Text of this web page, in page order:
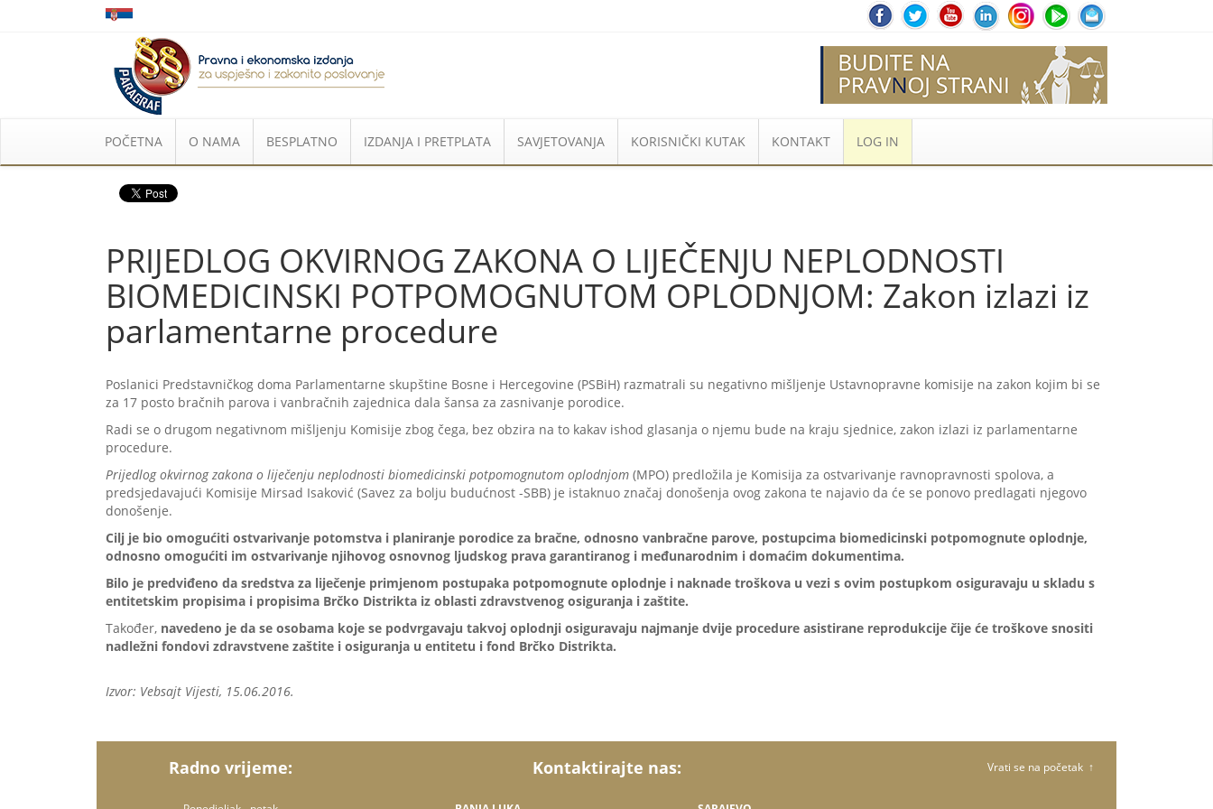
POČETNA O NAMA BESPLATNO IZDANJA I PRETPLATA SAVJETOVANJA KORISNIČKI KUTAK KONTAKT LOG IN
PRIJEDLOG OKVIRNOG ZAKONA O LIJEČENJU NEPLODNOSTI
BIOMEDICINSKI POTPOMOGNUTOM OPLODNJOM: Zakon izlazi iz
parlamentarne procedure
Poslanici Predstavničkog doma Parlamentarne skupštine Bosne i Hercegovine (PSBiH) razmatrali su negativno mišljenje Ustavnopravne komisije na zakon kojim bi se
za 17 posto bračnih parova i vanbračnih zajednica dala šansa za zasnivanje porodice.
Radi se o drugom negativnom mišljenju Komisije zbog čega, bez obzira na to kakav ishod glasanja o njemu bude na kraju sjednice, zakon izlazi iz parlamentarne
procedure.
Prijedlog okvirnog zakona o liječenju neplodnosti biomedicinski potpomognutom oplodnjom (MPO) predložila je Komisija za ostvarivanje ravnopravnosti spolova, a
predsjedavajući Komisije Mirsad Isaković (Savez za bolju budućnost -SBB) je istaknuo značaj donošenja ovog zakona te najavio da će se ponovo predlagati njegovo
donošenje.
Cilj je bio omogućiti ostvarivanje potomstva i planiranje porodice za bračne, odnosno vanbračne parove, postupcima biomedicinski potpomognute oplodnje,
odnosno omogućiti im ostvarivanje njihovog osnovnog ljudskog prava garantiranog i međunarodnim i domaćim dokumentima.
Bilo je predviđeno da sredstva za liječenje primjenom postupaka potpomognute oplodnje i naknade troškova u vezi s ovim postupkom osiguravaju u skladu s
entitetskim propisima i propisima Brčko Distrikta iz oblasti zdravstvenog osiguranja i zaštite.
Također, navedeno je da se osobama koje se podvrgavaju takvoj oplodnji osiguravaju najmanje dvije procedure asistirane reprodukcije čije će troškove snositi
nadležni fondovi zdravstvene zaštite i osiguranja u entitetu i fond Brčko Distrikta.
Izvor: Vebsajt Vijesti, 15.06.2016.
Radno vrijeme: Kontaktirajte nas: Vrati se na početak ↑